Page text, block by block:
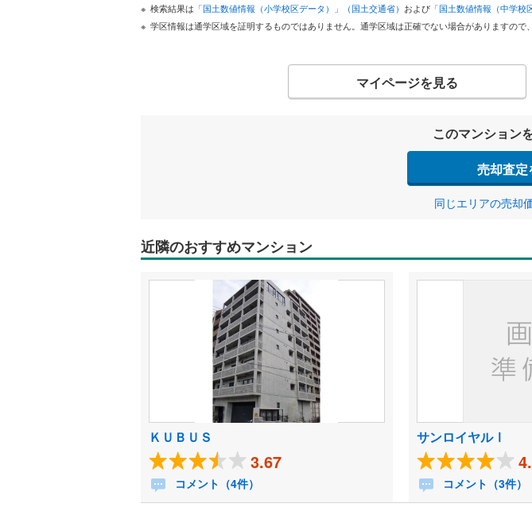
検索結果は 「国土数値情報（小学校区データ）」（国土交通省） および 「国土数値情報（中学校
学区情報は通学区域を証明するものではありません。通学区域は正確でない場合がありますので
マイページを見る
このマンション
売却査定
同じエリアの売却
近隣のおすすめマンション
ＫＵＢＵＳ
3.67
コメント（4件）
サンロイヤルⅠ
コメント（3件）